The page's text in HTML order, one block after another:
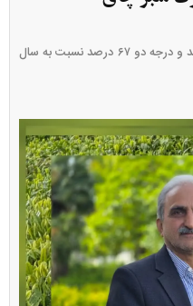
قیمت برگ سبز چای درجه یک ۷۲ درصد و درجه دو ۶۷ درصد نسبت به سال